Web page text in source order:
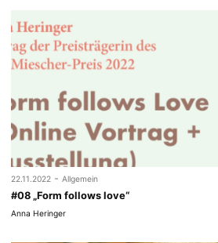
22.11.2022 - Allgemein
#08 „Form follows love“
Anna Heringer